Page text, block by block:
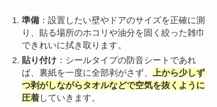
準備：設置したい壁やドアのサイズを正確に測
り、貼る場所のホコリや油分を固く絞った雑巾
できれいに拭き取ります。
貼り付け：シールタイプの防音シートであれ
ば、裏紙を一度に全部剥がさず、
上から少しず
つ剥がしながらタオルなどで空気を抜くように
圧着していきます。